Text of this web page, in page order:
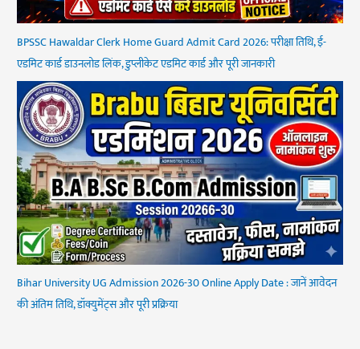
BPSSC Hawaldar Clerk Home Guard Admit Card 2026: परीक्षा तिथि, ई-
एडमिट कार्ड डाउनलोड लिंक, डुप्लीकेट एडमिट कार्ड और पूरी जानकारी
Bihar University UG Admission 2026-30 Online Apply Date : जानें आवेदन
की अंतिम तिथि, डॉक्युमेंट्स और पूरी प्रक्रिया